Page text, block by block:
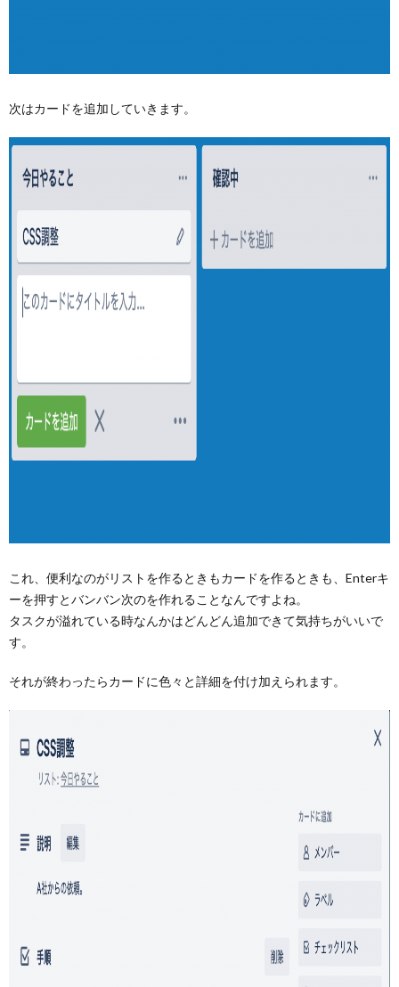
次はカードを追加していきます。
これ、便利なのがリストを作るときもカードを作るときも、Enterキ
ーを押すとバンバン次のを作れることなんですよね。
タスクが溢れている時なんかはどんどん追加できて気持ちがいいで
す。
それが終わったらカードに色々と詳細を付け加えられます。